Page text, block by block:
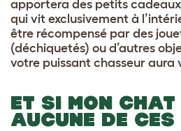
apportera des petits
qui vit exclusivement à
être récompensé par des
(déchiquetés) ou d’autres
votre puissant chasseur aura
ET SI MON
AUCUNE DE